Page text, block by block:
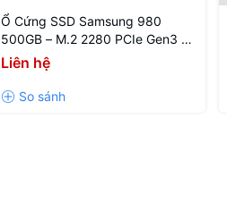
Ổ Cứng SSD Samsung 980
500GB – M.2 2280 PCIe Gen3 x4
(Đọc 3100MB/s - Ghi 2600MB/s)
- (MZ-V8V500BW)
Liên hệ